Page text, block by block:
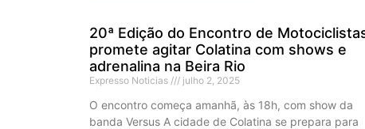
20ª Edição do Encontro de
promete agitar Colatina com shows e
adrenalina na Beira Rio
Expresso Noticias julho 2, 2025
O encontro começa amanhã, às 18h, com show da
banda Versus A cidade de Colatina se prepara para